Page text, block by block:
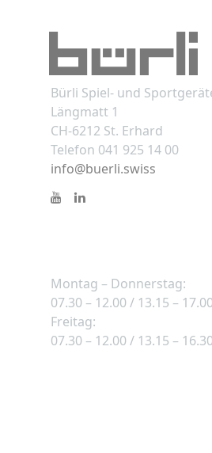
Bürli Spiel- und
Längmatt 1
CH-6212 St. Erhard
Telefon 041 925 14 00
info@buerli.swiss
Montag – Donnerstag:
07.30 – 12.00 / 13.15 –
Freitag:
07.30 – 12.00 / 13.15 –